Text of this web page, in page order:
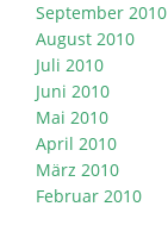
September 2010
August 2010
Juli 2010
Juni 2010
Mai 2010
April 2010
März 2010
Februar 2010